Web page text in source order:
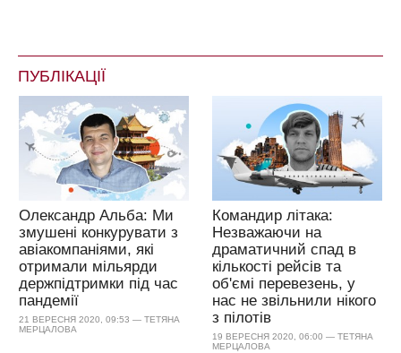
ПУБЛІКАЦІЇ
Олександр Альба: Ми
змушені конкурувати з
авіакомпаніями, які
отримали мільярди
держпідтримки під час
пандемії
21 ВЕРЕСНЯ 2020, 09:53 — ТЕТЯНА
МЕРЦАЛОВА
Командир літака:
Незважаючи на
драматичний спад в
кількості рейсів та
об'ємі перевезень, у
нас не звільнили нікого
з пілотів
19 ВЕРЕСНЯ 2020, 06:00 — ТЕТЯНА
МЕРЦАЛОВА